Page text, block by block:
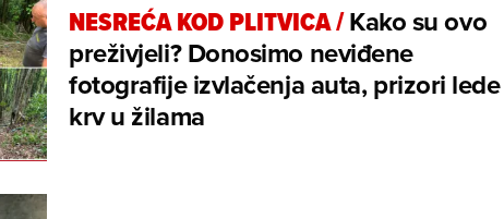
NESREĆA KOD PLITVICA/Kako su ovo
preživjeli? Donosimo neviđene
fotografije izvlačenja auta, prizori lede
krv u žilama